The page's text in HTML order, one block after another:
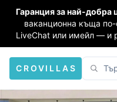
Гаранция за най-добра
ваканционна къща по-
LiveChat или имейл — и
CROVILLAS